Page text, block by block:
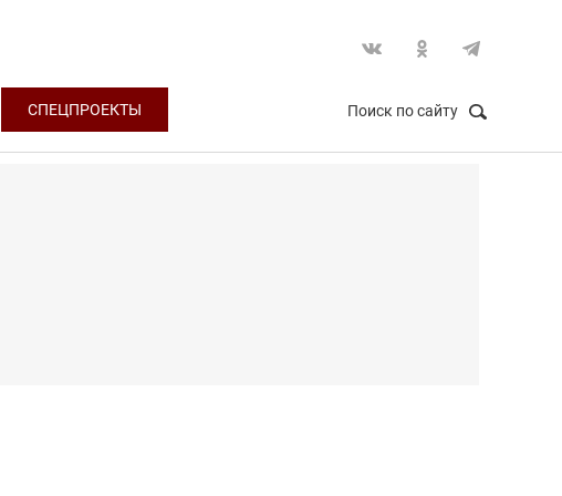
СПЕЦПРОЕКТЫ Поиск по сайту